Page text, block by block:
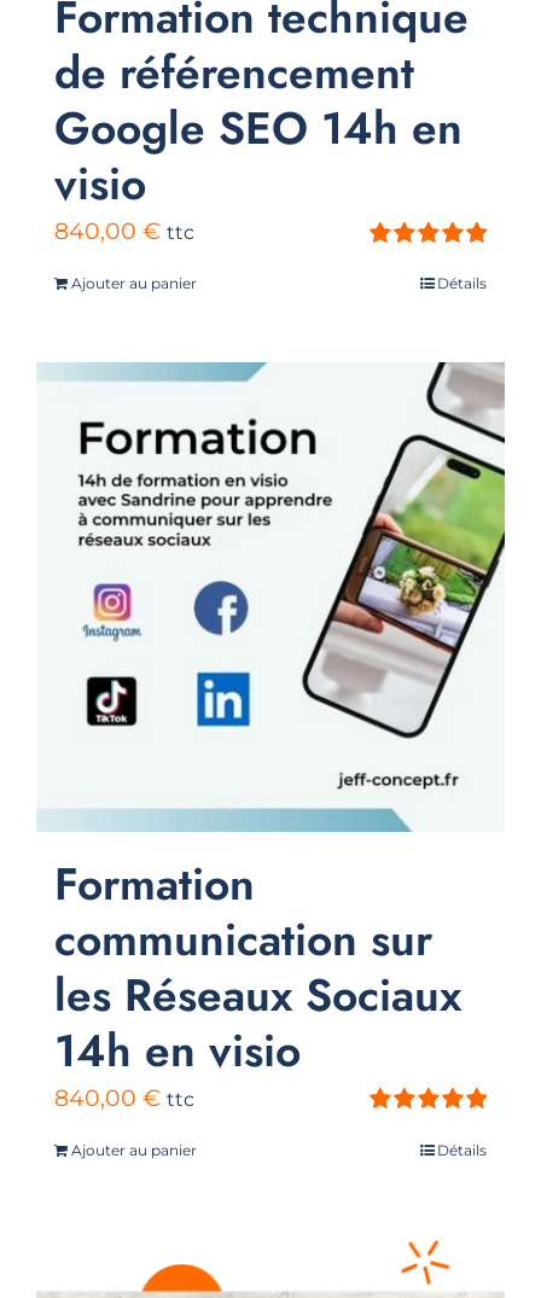
Formation technique
de référencement
Google SEO 14h en
visio
840,00 € ttc
Ajouter au panier Détails
Formation
communication sur
les Réseaux Sociaux
14h en visio
840,00 € ttc
Ajouter au panier Détails